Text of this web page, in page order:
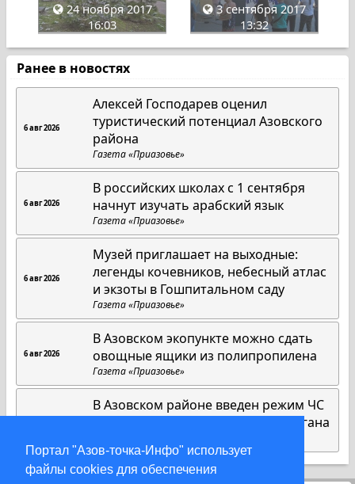
Портал "Азов-точка-Инфо" использует
файлы cookies для обеспечения
24 ноября 2017
16:03
3 сентября 2017
13:32
Ранее в новостях
6 авг 2026
Алексей Господарев оценил
туристический потенциал Азовского
района
Газета «Приазовье»
6 авг 2026
В российских школах с 1 сентября
начнут изучать арабский язык
Газета «Приазовье»
6 авг 2026
Музей приглашает на выходные:
легенды кочевников, небесный атлас
и экзоты в Гошпитальном саду
Газета «Приазовье»
6 авг 2026
В Азовском экопункте можно сдать
овощные ящики из полипропилена
Газета «Приазовье»
В Азовском районе введен режим ЧС
из-за последствий июльского урагана